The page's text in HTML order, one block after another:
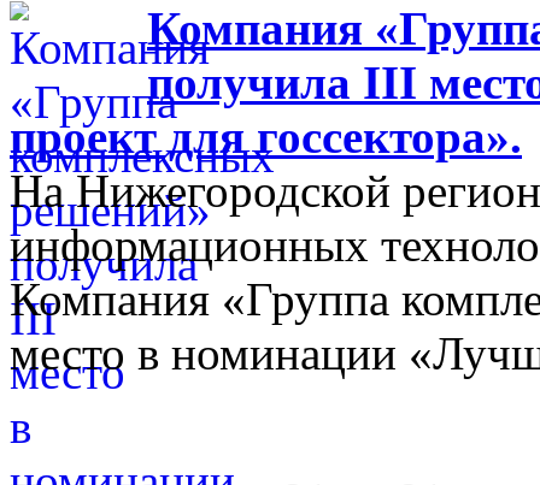
Компания
получила III
проект для госсектора».
На Нижегородской
информационных
Компания «Группа
место в номинации